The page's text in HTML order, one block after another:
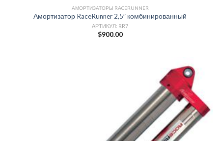
АМОРТИЗАТОРЫ RACERUNNER
Амортизатор RaceRunner 2,5″ комбинированный
АРТИКУЛ: RR7
$900.00